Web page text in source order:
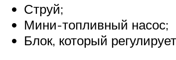
Струй;
Мини-топливный насос;
Блок, который